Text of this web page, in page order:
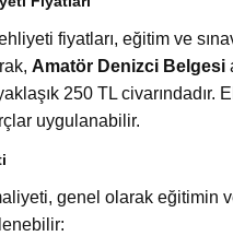
fiyatları, eğitim ve
Amatör Denizci Belgesi
250 TL civarındadır.
uygulanabilir.
genel olarak eğitimin